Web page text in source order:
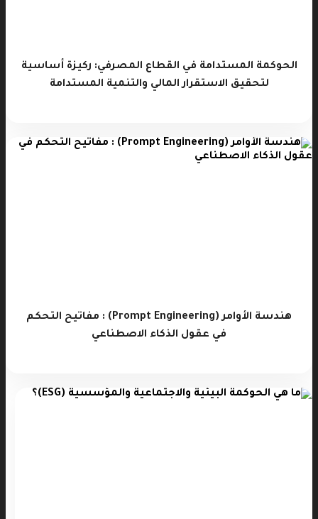
الحوكمة المستدامة في القطاع المصرفي: ركيزة أساسية
لتحقيق الاستقرار المالي والتنمية المستدامة
هندسة الأوامر (Prompt Engineering) : مفاتيح التحكم
في عقول الذكاء الاصطناعي